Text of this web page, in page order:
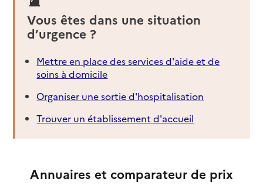
Vous êtes dans une situation
d’urgence ?
Mettre en place des services d'aide et de
soins à domicile
Organiser une sortie d'hospitalisation
Trouver un établissement d'accueil
Annuaires et comparateur de prix